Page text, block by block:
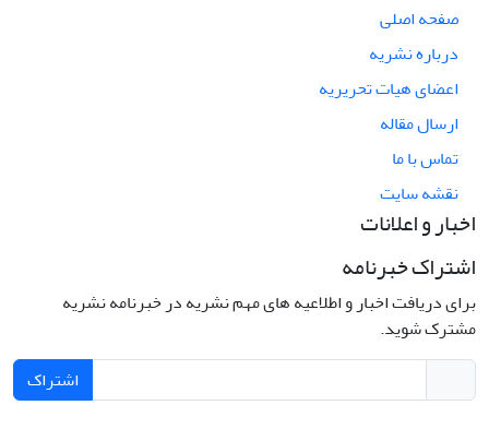
صفحه اصلی
درباره نشریه
اعضای هیات تحریریه
ارسال مقاله
تماس با ما
نقشه سایت
اخبار و اعلانات
اشتراک خبرنامه
برای دریافت اخبار و اطلاعیه های مهم نشریه در خبرنامه نشریه
مشترک شوید.
اشتراک